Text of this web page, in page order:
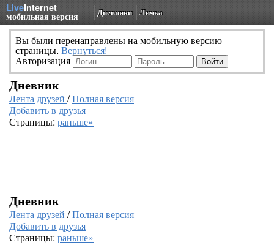
LiveInternet
мобильная версия Дневники Личка
Вы были перенаправлены на мобильную версию
страницы. Вернуться!
Авторизация
Дневник
Лента друзей /Полная версия
Добавить в друзья
Страницы: раньше»
Дневник
Лента друзей /Полная версия
Добавить в друзья
Страницы: раньше»